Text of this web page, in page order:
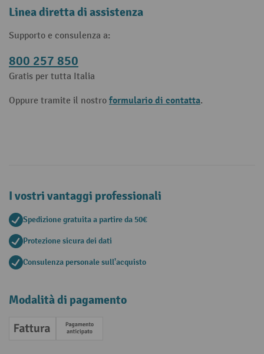
Linea diretta di assistenza
Supporto e consulenza a:
800 257 850
Gratis per tutta Italia
Oppure tramite il nostro formulario di contatta.
I vostri vantaggi professionali
Spedizione gratuita a partire da 50€
Protezione sicura dei dati
Consulenza personale sull'acquisto
Modalità di pagamento
Fattura Pagamento anticipato